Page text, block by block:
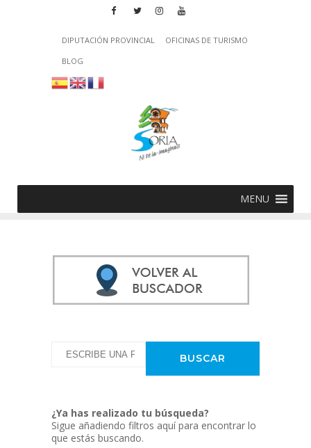
DIPUTACIÓN PROVINCIAL
OFICINAS DE TURISMO
BLOG
MENU
¿Ya has realizado tu búsqueda?
Sigue añadiendo filtros aquí para encontrar lo
que estás buscando.